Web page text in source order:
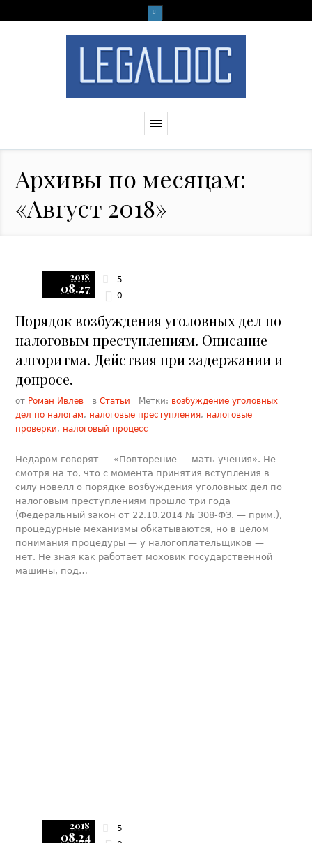
Архивы по месяцам:
«Август 2018»
2018
08.27 0
5
Порядок возбуждения уголовных дел по
налоговым преступлениям. Описание
алгоритма. Действия при задержании и
допросе.
от Роман Ивлев вСтатьи Метки: возбуждение уголовных
дел по налогам, налоговые преступления, налоговые
проверки, налоговый процесс
Недаром говорят — «Повторение — мать учения». Не
смотря на то, что с момента принятия вступления в
силу новелл о порядке возбуждения уголовных дел по
налоговым преступлениям прошло три года
(Федеральный закон от 22.10.2014 № 308-ФЗ. — прим.),
процедурные механизмы обкатываются, но в целом
понимания процедуры — у налогоплательщиков —
нет. Не зная как работает моховик государственной
машины, под…
2018
08.24
5